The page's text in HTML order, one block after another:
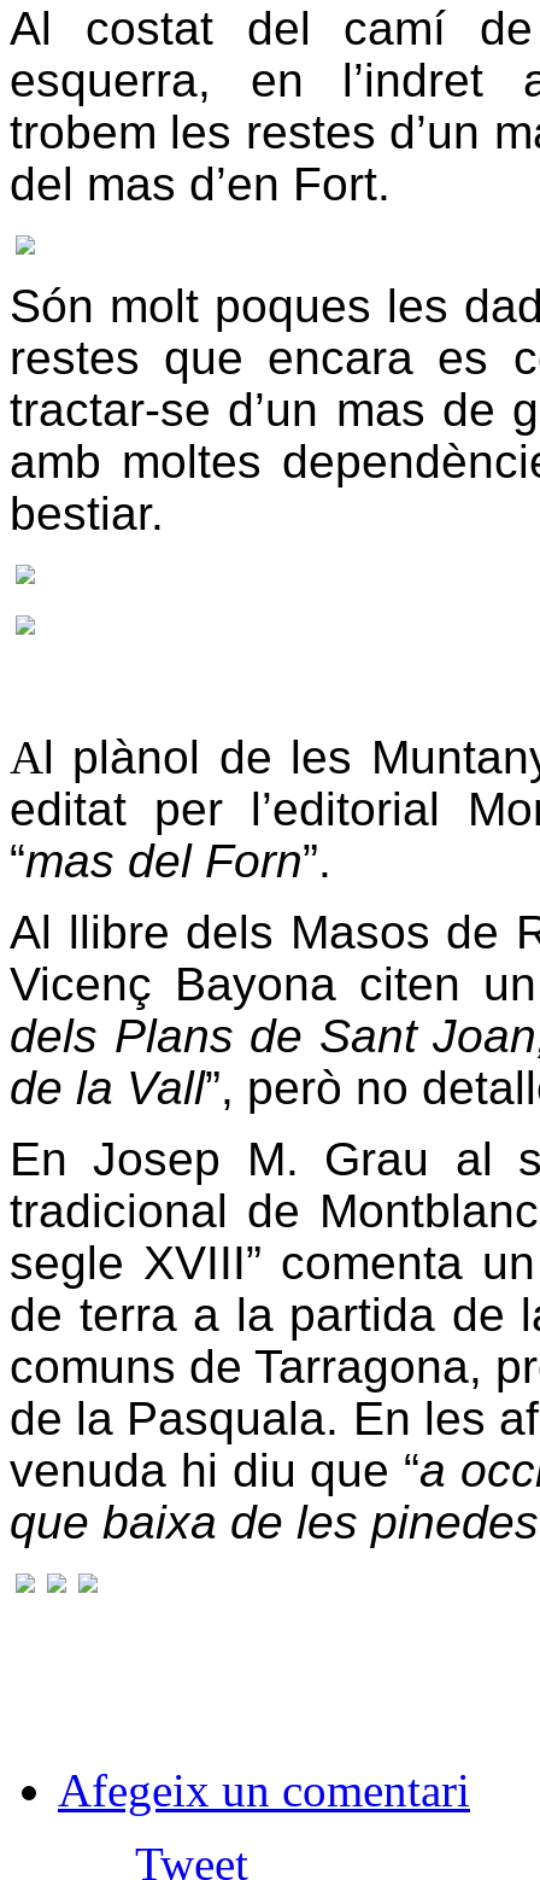
Al costat del camí
esquerra, en l’indret
trobem les restes d’un
del mas d’en Fort.
Són molt poques les
restes que encara es
tractar-se d’un mas de
amb moltes
bestiar.
Al plànol de les
editat per l’editorial
“mas del Forn”.
Al llibre dels Masos de
Vicenç Bayona citen
dels Plans de Sant
de la Vall”, però no
En Josep M. Grau al
tradicional de
segle XVIII” comenta
de terra a la partida de
comuns de Tarragona,
de la Pasquala. En les
venuda hi diu que “a
que baixa de les
Afegeix un comentari
Tweet